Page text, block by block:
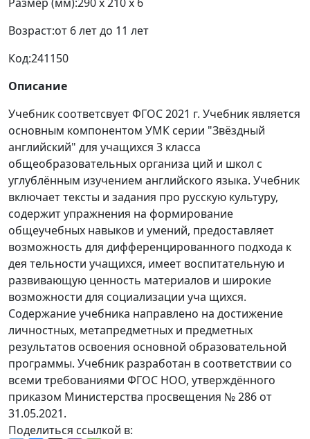
Возраст:от 6 лет до 11 лет
Код:241150
Описание
Учебник соответсвует ФГОС 2021 г. Учебник является
основным компонентом УМК серии "Звёздный
английский" для учащихся 3 класса
общеобразовательных организа ций и школ с
углублённым изучением английского языка. Учебник
включает тексты и задания про русскую культуру,
содержит упражнения на формирование
общеучебных навыков и умений, предоставляет
возможность для дифференцированного подхода к
дея тельности учащихся, имеет воспитательную и
развивающую ценность материалов и широкие
возможности для социализации уча щихся.
Содержание учебника направлено на достижение
личностных, метапредметных и предметных
результатов освоения основной образовательной
программы. Учебник разработан в соответствии со
всеми требованиями ФГОС НОО, утверждённого
приказом Министерства просвещения № 286 от
31.05.2021.
Поделиться ссылкой в: